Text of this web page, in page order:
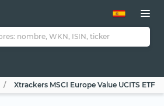
Xtrackers MSCI Europe Value UCITS ETF